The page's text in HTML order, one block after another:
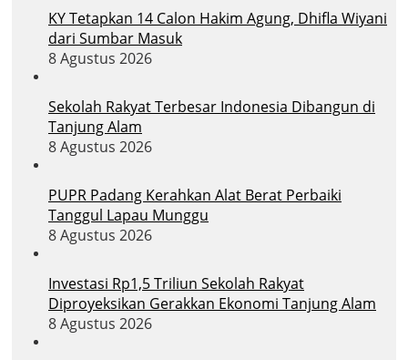
KY Tetapkan 14 Calon Hakim Agung, Dhifla Wiyani
dari Sumbar Masuk
8 Agustus 2026
Sekolah Rakyat Terbesar Indonesia Dibangun di
Tanjung Alam
8 Agustus 2026
PUPR Padang Kerahkan Alat Berat Perbaiki
Tanggul Lapau Munggu
8 Agustus 2026
Investasi Rp1,5 Triliun Sekolah Rakyat
Diproyeksikan Gerakkan Ekonomi Tanjung Alam
8 Agustus 2026